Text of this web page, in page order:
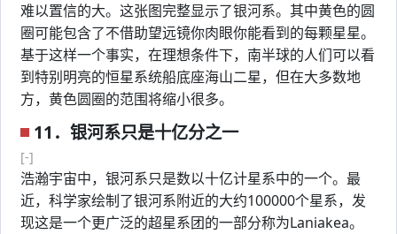
难以置信的大。这张图完整显示了银河系。其中黄色的圆
圈可能包含了不借助望远镜你肉眼你能看到的每颗星星。
基于这样一个事实，在理想条件下，南半球的人们可以看
到特别明亮的恒星系统船底座海山二星，但在大多数地
方，黄色圆圈的范围将缩小很多。
11．银河系只是十亿分之一
[-]
浩瀚宇宙中，银河系只是数以十亿计星系中的一个。最
近，科学家绘制了银河系附近的大约100000个星系，发
现这是一个更广泛的超星系团的一部分称为Laniakea。